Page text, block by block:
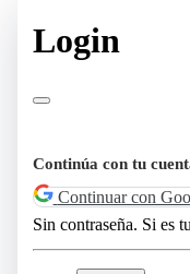
Login
Continúa con tu
Continuar con
Sin contraseña. Si es